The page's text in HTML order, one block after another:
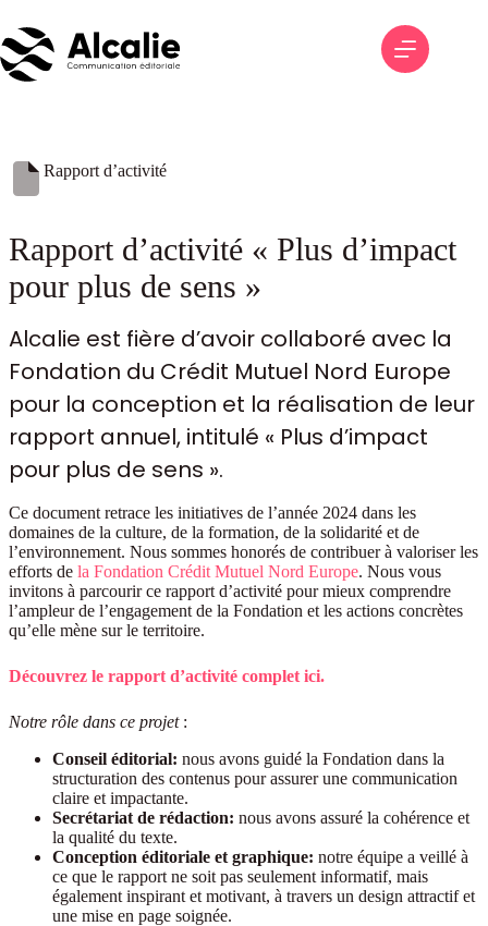
contenu
Rapport d’activité
Rapport d’activité « Plus d’impact
pour plus de sens »
Alcalie est fière d’avoir collaboré avec la
Fondation du Crédit Mutuel Nord Europe
pour la conception et la réalisation de leur
rapport annuel, intitulé « Plus d’impact
pour plus de sens ».
Ce document retrace les initiatives de l’année 2024 dans les
domaines de la culture, de la formation, de la solidarité et de
l’environnement. Nous sommes honorés de contribuer à valoriser les
efforts de la Fondation Crédit Mutuel Nord Europe. Nous vous
invitons à parcourir ce rapport d’activité pour mieux comprendre
l’ampleur de l’engagement de la Fondation et les actions concrètes
qu’elle mène sur le territoire.
Découvrez le rapport d’activité complet ici.
Notre rôle dans ce projet:
Conseil éditorial: nous avons guidé la Fondation dans la
structuration des contenus pour assurer une communication
claire et impactante.
Secrétariat de rédaction: nous avons assuré la cohérence et
la qualité du texte.
Conception éditoriale et graphique: notre équipe a veillé à
ce que le rapport ne soit pas seulement informatif, mais
également inspirant et motivant, à travers un design attractif et
une mise en page soignée.